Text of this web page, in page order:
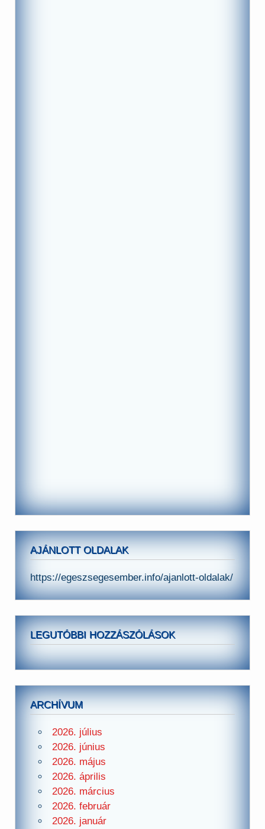
AJÁNLOTT OLDALAK
https://egeszsegesember.info/ajanlott-oldalak/
LEGUTÓBBI HOZZÁSZÓLÁSOK
ARCHÍVUM
2026. július
2026. június
2026. május
2026. április
2026. március
2026. február
2026. január